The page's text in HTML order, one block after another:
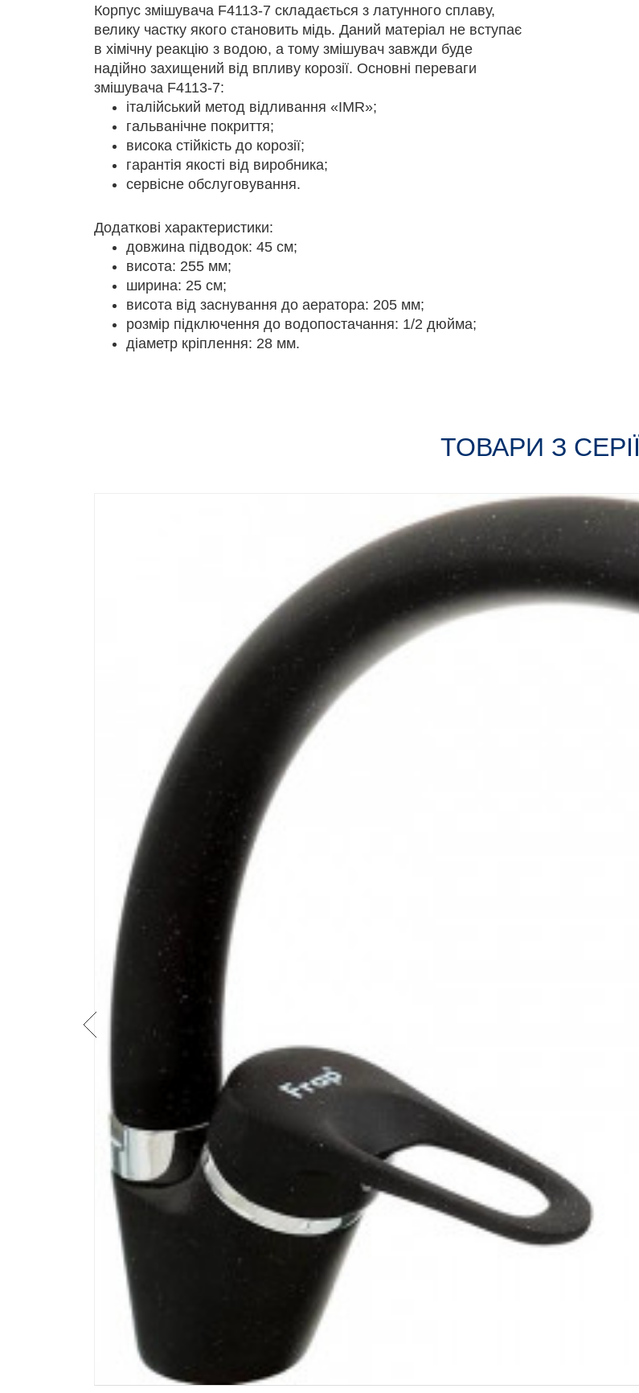
Корпус змішувача F4113-7 складається з латунного сплаву,
велику частку якого становить мідь. Даний матеріал не вступає
в хімічну реакцію з водою, а тому змішувач завжди буде
надійно захищений від впливу корозії. Основні переваги
змішувача F4113-7:
італійський метод відливання «IMR»;
гальванічне покриття;
висока стійкість до корозії;
гарантія якості від виробника;
сервісне обслуговування.
Додаткові характеристики:
довжина підводок: 45 см;
висота: 255 мм;
ширина: 25 см;
висота від заснування до аератора: 205 мм;
розмір підключення до водопостачання: 1/2 дюйма;
діаметр кріплення: 28 мм.
ТОВАРИ З СЕРІЇ